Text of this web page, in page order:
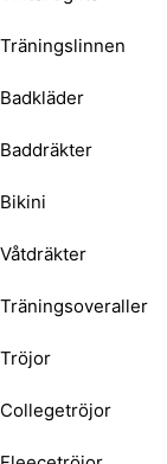
Träningslinnen
Badkläder
Baddräkter
Bikini
Våtdräkter
Träningsoveraller
Tröjor
Collegetröjor